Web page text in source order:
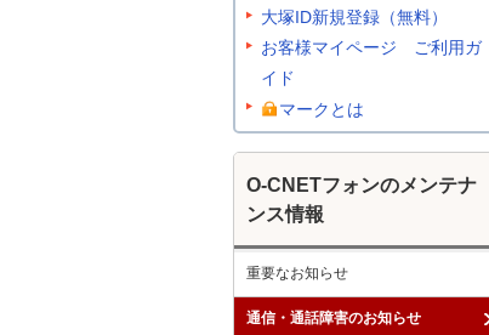
大塚ID新規登録（無料）
お客様マイページ ご利用ガ
イド
マークとは
O-CNETフォンのメンテナ
ンス情報
重要なお知らせ
通信・通話障害のお知らせ